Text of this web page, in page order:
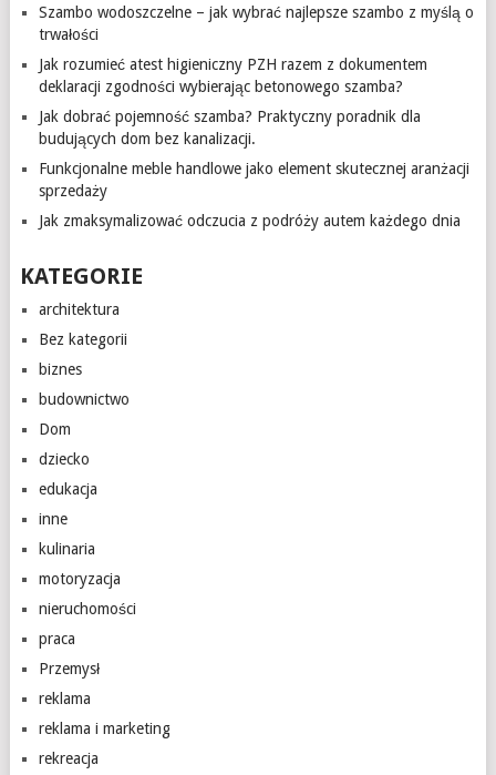
Szambo wodoszczelne – jak wybrać najlepsze szambo z myślą o
trwałości
Jak rozumieć atest higieniczny PZH razem z dokumentem
deklaracji zgodności wybierając betonowego szamba?
Jak dobrać pojemność szamba? Praktyczny poradnik dla
budujących dom bez kanalizacji.
Funkcjonalne meble handlowe jako element skutecznej aranżacji
sprzedaży
Jak zmaksymalizować odczucia z podróży autem każdego dnia
KATEGORIE
architektura
Bez kategorii
biznes
budownictwo
Dom
dziecko
edukacja
inne
kulinaria
motoryzacja
nieruchomości
praca
Przemysł
reklama
reklama i marketing
rekreacja